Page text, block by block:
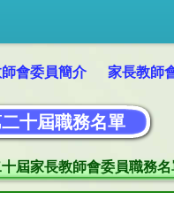
會委員簡介 家長教師
十屆職務名單
屆家長教師會委員職務名